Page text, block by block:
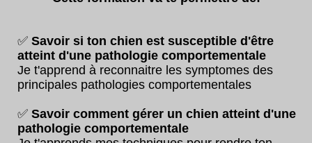
✅ Savoir si ton chien est susceptible d'être
atteint d'une pathologie comportementale
Je t'apprend à reconnaitre les symptomes des
principales pathologies comportementales
✅ Savoir comment gérer un chien atteint d'une
pathologie comportementale